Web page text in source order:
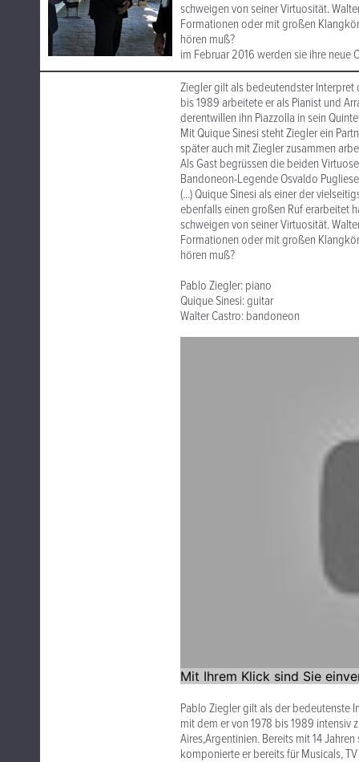
schweigen von seiner Virtuosität.
Formationen oder mit großen
hören muß?
im Februar 2016 werden sie ihre neue
Ziegler gilt als bedeutendster Interpret
bis 1989 arbeitete er als Pianist und
derentwillen ihn Piazzolla in sein
Mit Quique Sinesi steht Ziegler ein
später auch mit Ziegler zusammen
Als Gast begrüssen die beiden
Bandoneon-Legende Osvaldo
(...) Quique Sinesi als einer der
ebenfalls einen großen Ruf erarbeitet
schweigen von seiner Virtuosität.
Formationen oder mit großen
hören muß?
Pablo Ziegler: piano
Quique Sinesi: guitar
Walter Castro: bandoneon
Pablo Ziegler gilt als der bedeutenste
mit dem er von 1978 bis 1989 intensiv
Aires,Argentinien. Bereits mit 14
komponierte er bereits für Musicals,